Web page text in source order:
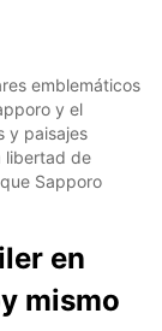
emblemáticos
y el
y paisajes
libertad de
Sapporo
en
mismo